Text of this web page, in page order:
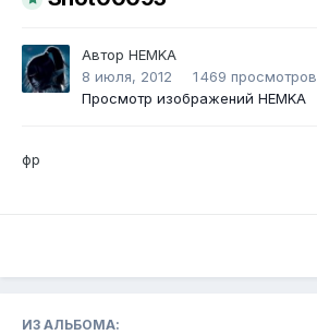
Автор HEMKA
8 июля, 2012
1 469 просмотров
Просмотр изображений HEMKA
фр
ИЗ АЛЬБОМА: